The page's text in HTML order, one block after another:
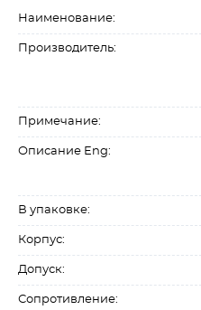
Наименование:
Производитель:
Примечание:
Описание Eng:
В упаковке:
Корпус:
Допуск:
Сопротивление: